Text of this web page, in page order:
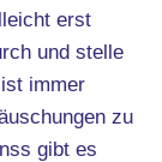
erst
und stelle
immer
zu
gibt es